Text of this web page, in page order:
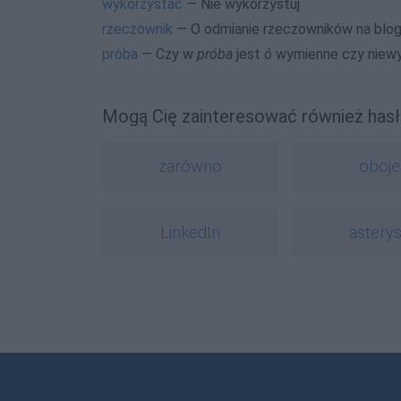
wykorzystać — Nie wykorzystuj
rzeczownik — O odmianie rzeczowników na
próba — Czy w próba jest ó wymienne czy
Mogą Cię zainteresować również
zarówno oboje
LinkedIn